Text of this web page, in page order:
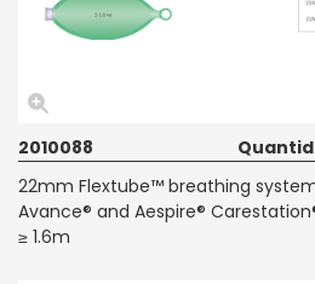
2010088
22mm Flextube™ breathing
Avance® and Aespire®
≥ 1.6m